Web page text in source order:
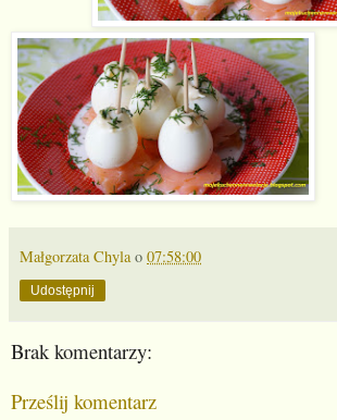
Małgorzata Chyla o 07:58:00
Udostępnij
Brak komentarzy:
Prześlij komentarz